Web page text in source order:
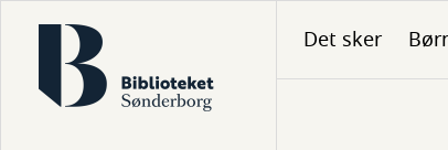
hovedindhold
Det sker